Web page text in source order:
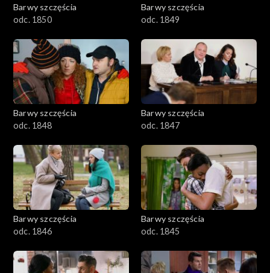
Barwy szczęścia
odc. 1850
Barwy szczęścia
odc. 1849
Barwy szczęścia
odc. 1848
Barwy szczęścia
odc. 1847
Barwy szczęścia
odc. 1846
Barwy szczęścia
odc. 1845